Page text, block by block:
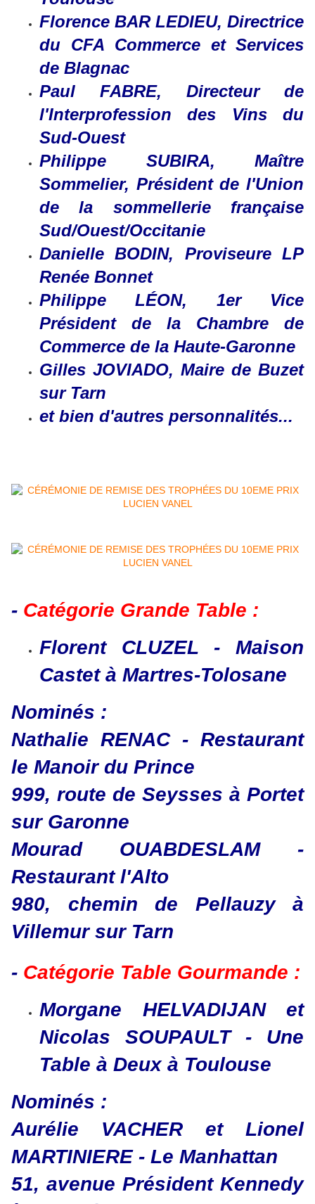
Florence BAR LEDIEU, Directrice
du CFA Commerce et Services
de Blagnac
Paul FABRE, Directeur de
l'Interprofession des Vins du
Sud-Ouest
Philippe SUBIRA, Maître
Sommelier, Président de l'Union
de la sommellerie française
Sud/Ouest/Occitanie
Danielle BODIN, Proviseure LP
Renée Bonnet
Philippe LÉON, 1er Vice
Président de la Chambre de
Commerce de la Haute-Garonne
Gilles JOVIADO, Maire de Buzet
sur Tarn
et bien d'autres personnalités...
- Catégorie Grande Table :
Florent CLUZEL - Maison
Castet à Martres-Tolosane
Nominés :
Nathalie RENAC - Restaurant
le Manoir du Prince
999, route de Seysses à Portet
sur Garonne
Mourad OUABDESLAM -
Restaurant l'Alto
980, chemin de Pellauzy à
Villemur sur Tarn
- Catégorie Table Gourmande :
Morgane HELVADIJAN et
Nicolas SOUPAULT - Une
Table à Deux à Toulouse
Nominés :
Aurélie VACHER et Lionel
MARTINIERE - Le Manhattan
51, avenue Président Kennedy